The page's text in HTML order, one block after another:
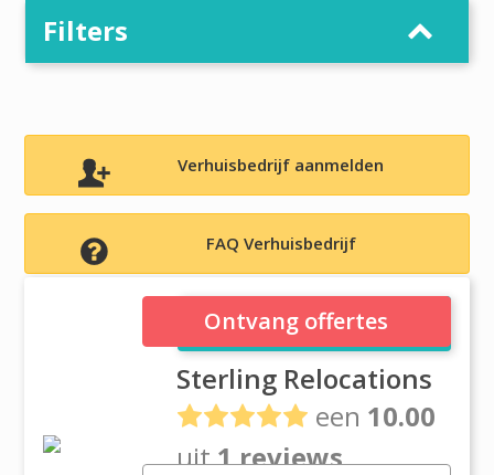
Filters
Verhuisbedrijf aanmelden
FAQ Verhuisbedrijf
Sterling Relocations
Sterling Relocations
een 10.00
uit1 reviews
Ontvang offertes